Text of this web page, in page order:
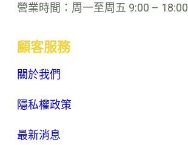
營業時間：周一至周五 9:00 – 18:00
顧客服務
關於我們
隱私權政策
最新消息